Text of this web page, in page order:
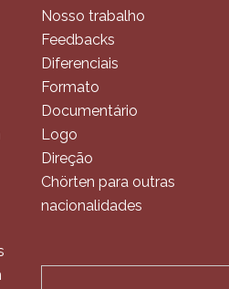
Nosso trabalho
Feedbacks
Diferenciais
Formato
Documentário
Logo
Direção
Chörten para outras
nacionalidades